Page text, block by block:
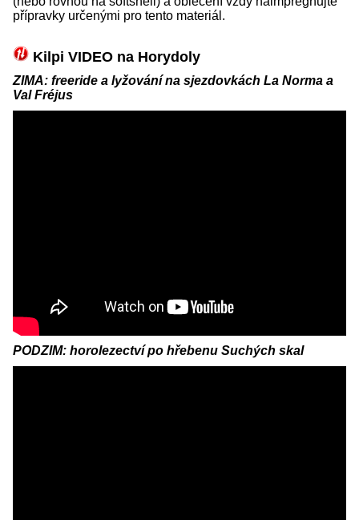
přípravky určenými pro tento materiál.
Kilpi VIDEO na Horydoly
ZIMA: freeride a lyžování na sjezdovkách La Norma a
Val Fréjus
PODZIM: horolezectví po hřebenu Suchých skal